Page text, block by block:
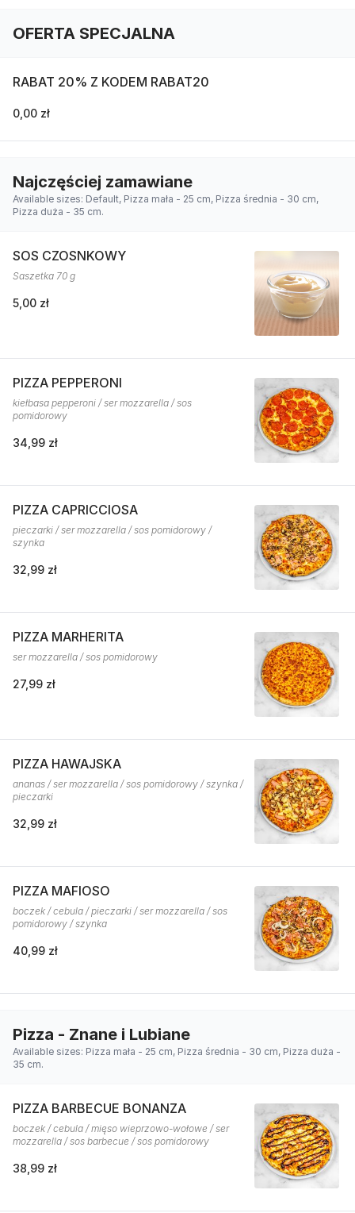
OFERTA SPECJALNA
RABAT 20% Z KODEM RABAT20
0,00 zł
Najczęściej zamawiane
Available sizes: Default, Pizza mała - 25 cm, Pizza średnia - 30 cm,
Pizza duża - 35 cm.
SOS CZOSNKOWY
Saszetka 70 g
5,00 zł
PIZZA PEPPERONI
kiełbasa pepperoni / ser mozzarella / sos
pomidorowy
34,99 zł
PIZZA CAPRICCIOSA
pieczarki / ser mozzarella / sos pomidorowy /
szynka
32,99 zł
PIZZA MARHERITA
ser mozzarella / sos pomidorowy
27,99 zł
PIZZA HAWAJSKA
ananas / ser mozzarella / sos pomidorowy / szynka /
pieczarki
32,99 zł
PIZZA MAFIOSO
boczek / cebula / pieczarki / ser mozzarella / sos
pomidorowy / szynka
40,99 zł
Pizza - Znane i Lubiane
Available sizes: Pizza mała - 25 cm, Pizza średnia - 30 cm, Pizza duża -
35 cm.
PIZZA BARBECUE BONANZA
boczek / cebula / mięso wieprzowo-wołowe / ser
mozzarella / sos barbecue / sos pomidorowy
38,99 zł